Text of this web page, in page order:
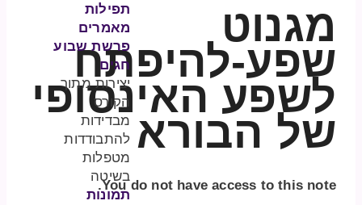
תפילות
מאמרים
פרשת שבוע
חגים
יצירות מתוך
הקורס
מבדידות
להתבודדות
מטפלות
בשיטה
תמונות
מגנוט
שפע-להיפתח
לשפע האינסופי
של הבורא
You do not have access to this note.